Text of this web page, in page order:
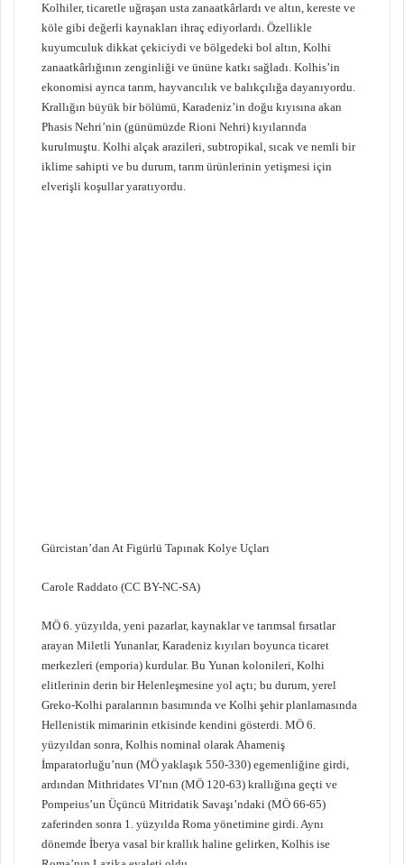
Kolhiler, ticaretle uğraşan usta zanaatkârlardı ve altın, kereste ve
köle gibi değerli kaynakları ihraç ediyorlardı. Özellikle
kuyumculuk dikkat çekiciydi ve bölgedeki bol altın, Kolhi
zanaatkârlığının zenginliği ve ününe katkı sağladı. Kolhis’in
ekonomisi ayrıca tarım, hayvancılık ve balıkçılığa dayanıyordu.
Krallığın büyük bir bölümü, Karadeniz’in doğu kıyısına akan
Phasis Nehri’nin (günümüzde Rioni Nehri) kıyılarında
kurulmuştu. Kolhi alçak arazileri, subtropikal, sıcak ve nemli bir
iklime sahipti ve bu durum, tarım ürünlerinin yetişmesi için
elverişli koşullar yaratıyordu.
Gürcistan’dan At Figürlü Tapınak Kolye Uçları
Carole Raddato (CC BY-NC-SA)
MÖ 6. yüzyılda, yeni pazarlar, kaynaklar ve tarımsal fırsatlar
arayan Miletli Yunanlar, Karadeniz kıyıları boyunca ticaret
merkezleri (emporia) kurdular. Bu Yunan kolonileri, Kolhi
elitlerinin derin bir Helenleşmesine yol açtı; bu durum, yerel
Greko-Kolhi paralarının basımında ve Kolhi şehir planlamasında
Hellenistik mimarinin etkisinde kendini gösterdi. MÖ 6.
yüzyıldan sonra, Kolhis nominal olarak Ahameniş
İmparatorluğu’nun (MÖ yaklaşık 550-330) egemenliğine girdi,
ardından Mithridates VI’nın (MÖ 120-63) krallığına geçti ve
Pompeius’un Üçüncü Mitridatik Savaşı’ndaki (MÖ 66-65)
zaferinden sonra 1. yüzyılda Roma yönetimine girdi. Aynı
dönemde İberya vasal bir krallık haline gelirken, Kolhis ise